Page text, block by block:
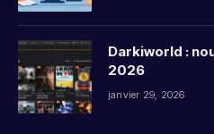
Darkiworld :
2026
janvier 29, 2026